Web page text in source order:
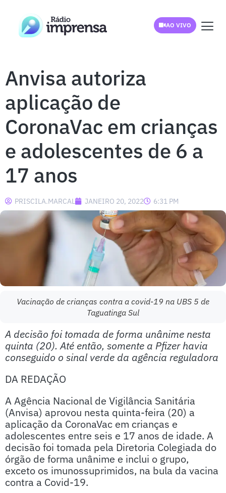
AO VIVO
Anvisa autoriza
aplicação de
CoronaVac em crianças
e adolescentes de 6 a
17 anos
PRISCILA.MARCAL JANEIRO 20, 2022 6:31 PM
Vacinação de crianças contra a covid-19 na UBS 5 de
Taguatinga Sul
A decisão foi tomada de forma unânime nesta
quinta (20). Até então, somente a Pfizer havia
conseguido o sinal verde da agência reguladora
DA REDAÇÃO
A Agência Nacional de Vigilância Sanitária
(Anvisa) aprovou nesta quinta-feira (20) a
aplicação da CoronaVac em crianças e
adolescentes entre seis e 17 anos de idade. A
decisão foi tomada pela Diretoria Colegiada do
órgão de forma unânime e inclui o grupo,
exceto os imunossuprimidos, na bula da vacina
contra a Covid-19.